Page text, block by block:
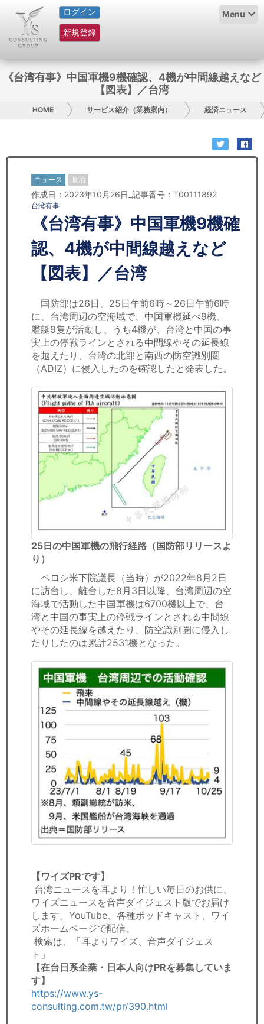
ログイン
新規登録
Menu
HOME
サービス紹介
コラム
お問い合わせ
日本人にPR
コンサルティング
リサーチ
セミナー
労務顧問
ＩＴ
《台湾有事》中国軍機9機確認、4機が中間線越えなど
【図表】／台湾
HOME サービス紹介（業務案内） 経済ニュース
ニュース 政治
作成日：2023年10月26日_記事番号：T00111892
台湾有事
《台湾有事》中国軍機9機確
認、4機が中間線越えなど
【図表】／台湾
国防部は26日、25日午前6時～26日午前6時
に、台湾周辺の空海域で、中国軍機延べ9機、
艦艇9隻が活動し、うち4機が、台湾と中国の事
実上の停戦ラインとされる中間線やその延長線
を越えたり、台湾の北部と南西の防空識別圏
（ADIZ）に侵入したのを確認したと発表した。
25日の中国軍機の飛行経路（国防部リリースよ
り）
ペロシ米下院議長（当時）が2022年8月2日
に訪台し、離台した8月3日以降、台湾周辺の空
海域で活動した中国軍機は6700機以上で、台
湾と中国の事実上の停戦ラインとされる中間線
やその延長線を越えたり、防空識別圏に侵入し
たりしたのは累計2531機となった。
【ワイズPRです】
台湾ニュースを耳より！忙しい毎日のお供に、
ワイズニュースを音声ダイジェスト版でお届け
します。YouTube、各種ポッドキャスト、ワイ
ズホームページで配信。
検索は、「耳よりワイズ、音声ダイジェス
ト」
【在台日系企業・日本人向けPRを募集していま
す】
https://www.ys-
consulting.com.tw/pr/390.html